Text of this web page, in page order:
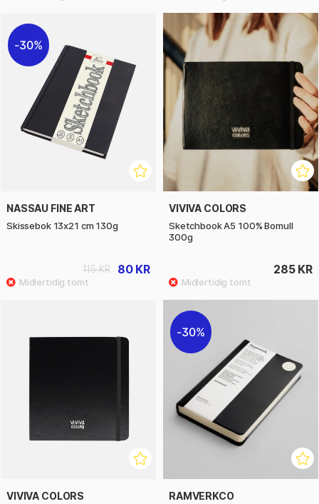
30%
NASSAU FINE ART
Skissebok 13x21 cm 130g
80 KR
115 KR
VIVIVA COLORS
Sketchbook A5 100% Bomull
300g
285 KR
VIVIVA COLORS
30%
RAMVERKCO